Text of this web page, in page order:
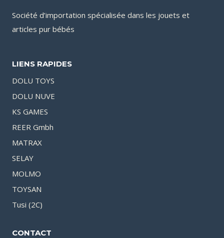
Société d’importation spécialisée dans les jouets et
articles pur bébés
LIENS RAPIDES
DOLU TOYS
DOLU NUVE
KS GAMES
REER Gmbh
MATRAX
SELAY
MOLMO
TOYSAN
Tusi (2C)
CONTACT